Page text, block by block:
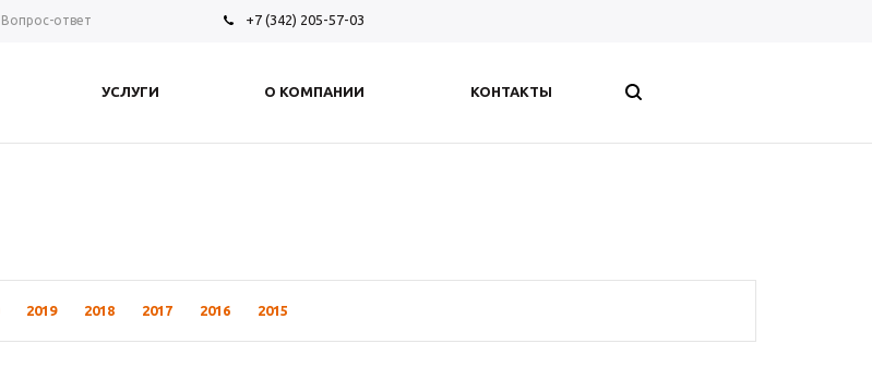
Вопрос-ответ +7 (342) 205-57-03
УСЛУГИ О КОМПАНИИ КОНТАКТЫ
2019 2018 2017 2016 2015